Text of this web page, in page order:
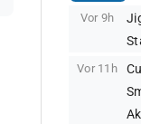
Vor 9h
Vor 11h